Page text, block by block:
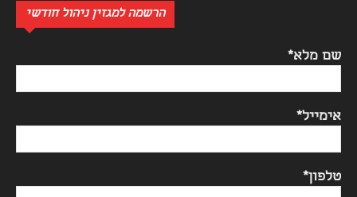
הרשמה למגזין ניהול חודשי
שם מלא*
אימייל*
טלפון*